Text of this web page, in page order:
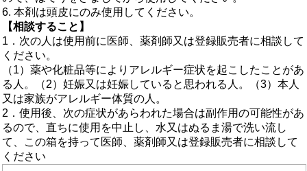
6. 本剤は頭皮にのみ使用してください。
【相談すること】
1．次の人は使用前に医師、薬剤師又は登録販売者に相談して
ください。
（1）薬や化粧品等によりアレルギー症状を起こしたことがあ
る人。（2）妊娠又は妊娠していると思われる人。（3）本人
又は家族がアレルギー体質の人。
2．使用後、次の症状があらわれた場合は副作用の可能性があ
るので、直ちに使用を中止し、水又はぬるま湯で洗い流し
て、この箱を持って医師、薬剤師又は登録販売者に相談して
ください